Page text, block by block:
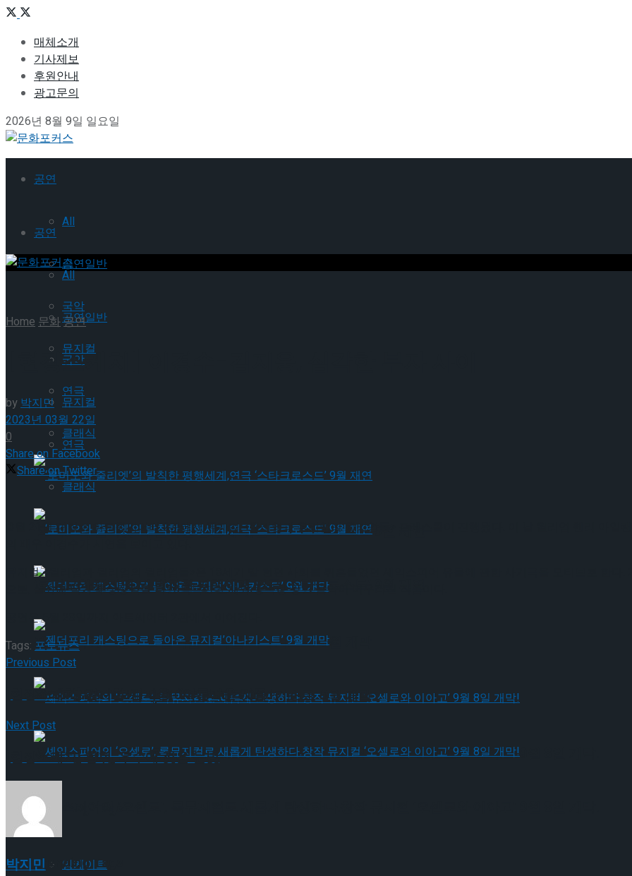
매체소개
기사제보
후원안내
광고문의
2026년 8월 9일 일요일
공연
All
공연일반
국악
뮤지컬
연극
클래식
‘로미오와 줄리엣’의 발칙한 평행세계,연극 ‘스타크로스드’ 9월 재연
젠더프리 캐스팅으로 돌아온 뮤지컬’아나키스트’ 9월 개막
셰익스피어의 ‘오셀로’, 록뮤지컬로 새롭게 탄생하다.창작 뮤지컬 ‘오셀로와 이아고’ 9월 8일 개막!
Trending Tags
앙케이트
공연
All
공연일반
국악
뮤지컬
연극
클래식
‘로미오와 줄리엣’의 발칙한 평행세계,연극 ‘스타크로스드’ 9월 재연
젠더프리 캐스팅으로 돌아온 뮤지컬’아나키스트’ 9월 개막
셰익스피어의 ‘오셀로’, 록뮤지컬로 새롭게 탄생하다.창작 뮤지컬 ‘오셀로와 이아고’ 9월 8일 개막!
Trending Tags
Home문화공연
[현장스케치] 이경수-김지웅, 심각한 부자 사이
by박지민
2023년 03월 22일
0
Share on Facebook
Share on Twitter
]3월 21일 대학로 아트원씨어터 2관에서 뮤지컬 <윌리엄과 윌리엄의 윌리엄들> 프레스콜이 진행됐다. 이 날 윌리엄 헨리 아일
뮤지컬 <윌리엄과 윌리엄의 윌리엄들>은 18세기 말 런던 사회를 뒤흔들었던 셰익스피어 유물에 관한 사기극을 모티브로 한다
으로, 실화에 작가의 상상력을 더한 독특한 소재와 중독성 강한 음악이 어우러진 작품이다.
공연은 5월 28일까지 아트씨어터 2관에서 이어진다.
Tags: 포토뉴스
Previous Post
[현장스케치] 김지철-김지웅, “아름다운 것들”
Next Post
[현장스케치] 황휘, 우수에 젖은 눈빛
박지민